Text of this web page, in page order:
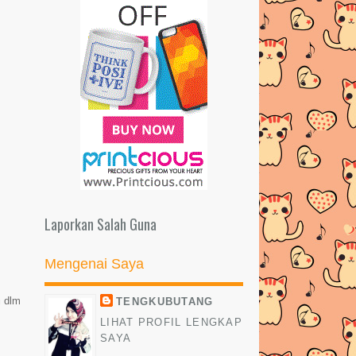
dlm
LIST PEMENANG ANUGERAH
JUARA LAGU KE 28 #AJL28
TEN...
SUNNAH DAN ADAB DI HARI
JUMAAT
Warna dan Personaliti Diri -
Tengkubutang
SEMAKAN STATUS KEPUTUSAN
PERMOHONAN BANTUAN
2nd Giveaway by Nina
SYARAT BARU BAGI JEMAAH
BA...
Giveaway Saya Nak RM300 Angpow
Daripada Nile.com.my
Laporkan Salah Guna
Mengenai Saya
TENGKUBUTANG
LIHAT PROFIL LENGKAP
SAYA